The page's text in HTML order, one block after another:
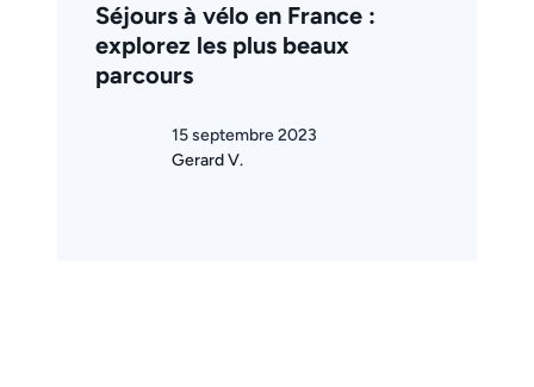
Séjours à vélo en France :
explorez les plus beaux
parcours
15 septembre 2023
Gerard V.